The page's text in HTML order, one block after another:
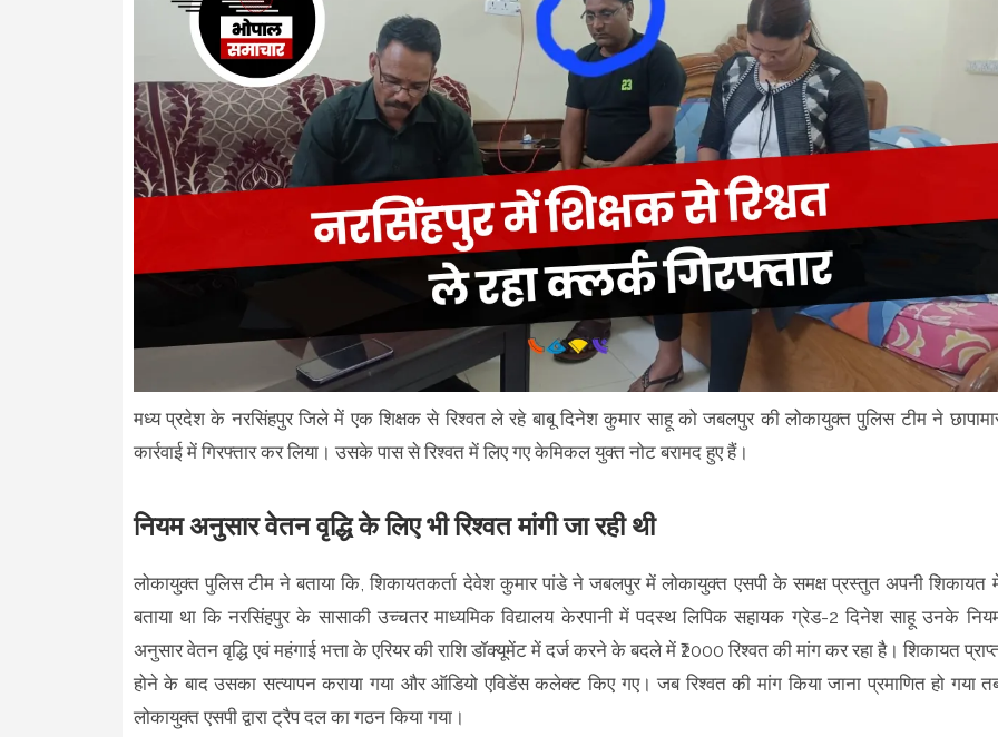
मध्य प्रदेश के नरसिंहपुर जिले में एक शिक्षक से रिश्वत ले रहे बाबू दिनेश कुमार साहू को जबलपुर की लोकायुक्त पुलिस टीम ने
कार्रवाई में गिरफ्तार कर लिया। उसके पास से रिश्वत में लिए गए केमिकल युक्त नोट बरामद हुए हैं।
नियम अनुसार वेतन वृद्धि के लिए भी रिश्वत मांगी जा रही थी
लोकायुक्त पुलिस टीम ने बताया कि, शिकायतकर्ता देवेश कुमार पांडे ने जबलपुर में लोकायुक्त एसपी के समक्ष प्रस्तुत अपनी शिकायत
बताया था कि नरसिंहपुर के सासाकी उच्चतर माध्यमिक विद्यालय केरपानी में पदस्थ लिपिक सहायक ग्रेड-2 दिनेश साहू उनके
अनुसार वेतन वृद्धि एवं महंगाई भत्ता के एरियर की राशि डॉक्यूमेंट में दर्ज करने के बदले में ₹2000 रिश्वत की मांग कर रहा है। शिकायत
होने के बाद उसका सत्यापन कराया गया और ऑडियो एविडेंस कलेक्ट किए गए। जब रिश्वत की मांग किया जाना प्रमाणित हो गया
लोकायुक्त एसपी द्वारा ट्रैप दल का गठन किया गया।